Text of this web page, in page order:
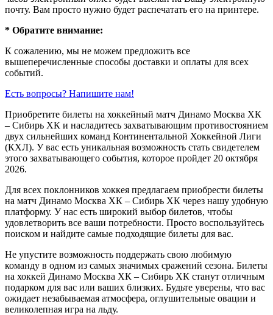
почту. Вам просто нужно будет распечатать его на принтере.
* Обратите внимание:
К сожалению, мы не можем предложить все
вышеперечисленные способы доставки и оплаты для всех
событий.
Есть вопросы? Напишите нам!
Приобретите билеты на хоккейный матч Динамо Москва ХК
– Сибирь ХК и насладитесь захватывающим противостоянием
двух сильнейших команд Континентальной Хоккейной Лиги
(КХЛ). У вас есть уникальная возможность стать свидетелем
этого захватывающего события, которое пройдет 20 октября
2026.
Для всех поклонников хоккея предлагаем приобрести билеты
на матч Динамо Москва ХК – Сибирь ХК через нашу удобную
платформу. У нас есть широкий выбор билетов, чтобы
удовлетворить все ваши потребности. Просто воспользуйтесь
поиском и найдите самые подходящие билеты для вас.
Не упустите возможность поддержать свою любимую
команду в одном из самых значимых сражений сезона. Билеты
на хоккей Динамо Москва ХК – Сибирь ХК станут отличным
подарком для вас или ваших близких. Будьте уверены, что вас
ожидает незабываемая атмосфера, оглушительные овации и
великолепная игра на льду.